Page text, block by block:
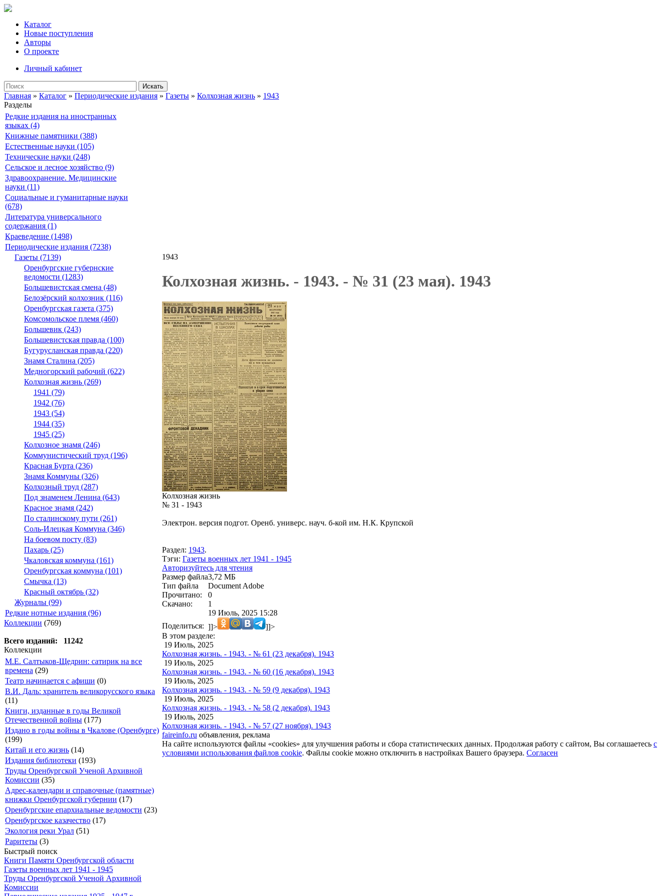
Каталог
Новые поступления
Авторы
О проекте
Личный кабинет
Искать
Главная » Каталог » Периодические издания » Газеты » Колхозная жизнь » 1943
Разделы
Редкие издания на иностранных
языках (4)
Книжные памятники (388)
Естественные науки (105)
Технические науки (248)
Сельское и лесное хозяйство (9)
Здравоохранение. Медицинские
науки (11)
Социальные и гуманитарные науки
(678)
Литература универсального
содержания (1)
Краеведение (1498)
Периодические издания (7238)
Газеты (7139)
Оренбургские губернские
ведомости (1283)
Большевистская смена (48)
Белозёрский колхозник (116)
Оренбургская газета (375)
Комсомольское племя (460)
Большевик (243)
Большевистская правда (100)
Бугурусланская правда (220)
Знамя Сталина (205)
Медногорский рабочий (622)
Колхозная жизнь (269)
1941 (79)
1942 (76)
1943 (54)
1944 (35)
1945 (25)
Колхозное знамя (246)
Коммунистический труд (196)
Красная Бурта (236)
Знамя Коммуны (326)
Колхозный труд (287)
Под знаменем Ленина (643)
Красное знамя (242)
По сталинскому пути (261)
Соль-Илецкая Коммуна (346)
На боевом посту (83)
Пахарь (25)
Чкаловская коммуна (161)
Оренбургская коммуна (101)
Смычка (13)
Красный октябрь (32)
Журналы (99)
Редкие нотные издания (96)
Коллекции (769)
Всего изданий: 11242
Коллекции
М.Е. Салтыков-Щедрин: сатирик на все
времена (29)
Театр начинается с афиши (0)
В.И. Даль: хранитель великорусского языка
(11)
Книги, изданные в годы Великой
Отечественной войны (177)
Издано в годы войны в Чкалове (Оренбурге)
(199)
Китай и его жизнь (14)
Издания библиотеки (193)
Труды Оренбургской Ученой Архивной
Комиссии (35)
Адрес-календари и справочные (памятные)
книжки Оренбургской губернии (17)
Оренбургские епархиальные ведомости (23)
Оренбургское казачество (17)
Экология реки Урал (51)
Раритеты (3)
Быстрый поиск
Книги Памяти Оренбургской области
Газеты военных лет 1941 - 1945
Труды Оренбургской Ученой Архивной
Комиссии
1943
Колхозная жизнь. - 1943. - № 31 (23 мая). 1943
Колхозная жизнь
№ 31 - 1943
Электрон. версия подгот. Оренб. универс. науч. б-кой им. Н.К. Крупской
Раздел: 1943.
Тэги: Газеты военных лет 1941 - 1945
Авторизуйтесь для чтения
Размер файла3,72 МБ
Тип файла
Document Adobe
Прочитано:
0
Скачано:
1
19 Июль, 2025 15:28
Поделиться: ]]>
]]>
В этом разделе:
19 Июль, 2025
Колхозная жизнь. - 1943. - № 61 (23 декабря). 1943
19 Июль, 2025
Колхозная жизнь. - 1943. - № 60 (16 декабря). 1943
19 Июль, 2025
Колхозная жизнь. - 1943. - № 59 (9 декабря). 1943
19 Июль, 2025
Колхозная жизнь. - 1943. - № 58 (2 декабря). 1943
19 Июль, 2025
Колхозная жизнь. - 1943. - № 57 (27 ноября). 1943
faireinfo.ru объявления, реклама
На сайте используются файлы «cookies» для улучшения работы и сбора статистических данных. Продолжая работу с сайтом, Вы соглашаетесь с
условиями использования файлов cookie. Файлы cookie можно отключить в настройках Вашего браузера. Согласен